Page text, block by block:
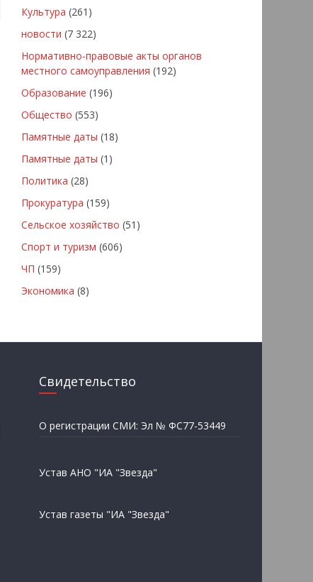
Культура (261)
новости (7 322)
Нормативно-правовые акты органов
местного самоуправления (192)
Образование (196)
Общество (553)
Памятные даты (18)
Памятные даты (1)
Политика (28)
Прокуратура (159)
Сельское хозяйство (51)
Спорт и туризм (606)
ЧП (159)
Экономика (8)
Свидетельство
О регистрации СМИ: Эл № ФС77-53449
Устав АНО "ИА "Звезда"
Устав газеты "ИА "Звезда"